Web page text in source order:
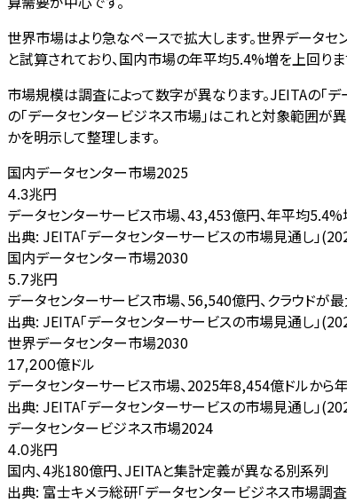
世界市場はより急なペースで拡大します。世界データ
と試算されており、国内市場の年平均5.4%増を上回り
市場規模は調査によって数字が異なります。JEITAの「
の「データセンタービジネス市場」はこれと対象範囲
かを明示して整理します。
国内データセンター市場2025
4.3兆円
データセンターサービス市場、43,453億円、年平均5.4%
出典: JEITA「データセンターサービスの市場見通し」
国内データセンター市場2030
5.7兆円
データセンターサービス市場、56,540億円、クラウドが
出典: JEITA「データセンターサービスの市場見通し」
世界データセンター市場2030
17,200億ドル
データセンターサービス市場、2025年8,454億ドルから
出典: JEITA「データセンターサービスの市場見通し」
データセンタービジネス市場2024
4.0兆円
国内、4兆180億円、JEITAと集計定義が異なる別系列
出典: 富士キメラ総研「データセンタービジネス市場